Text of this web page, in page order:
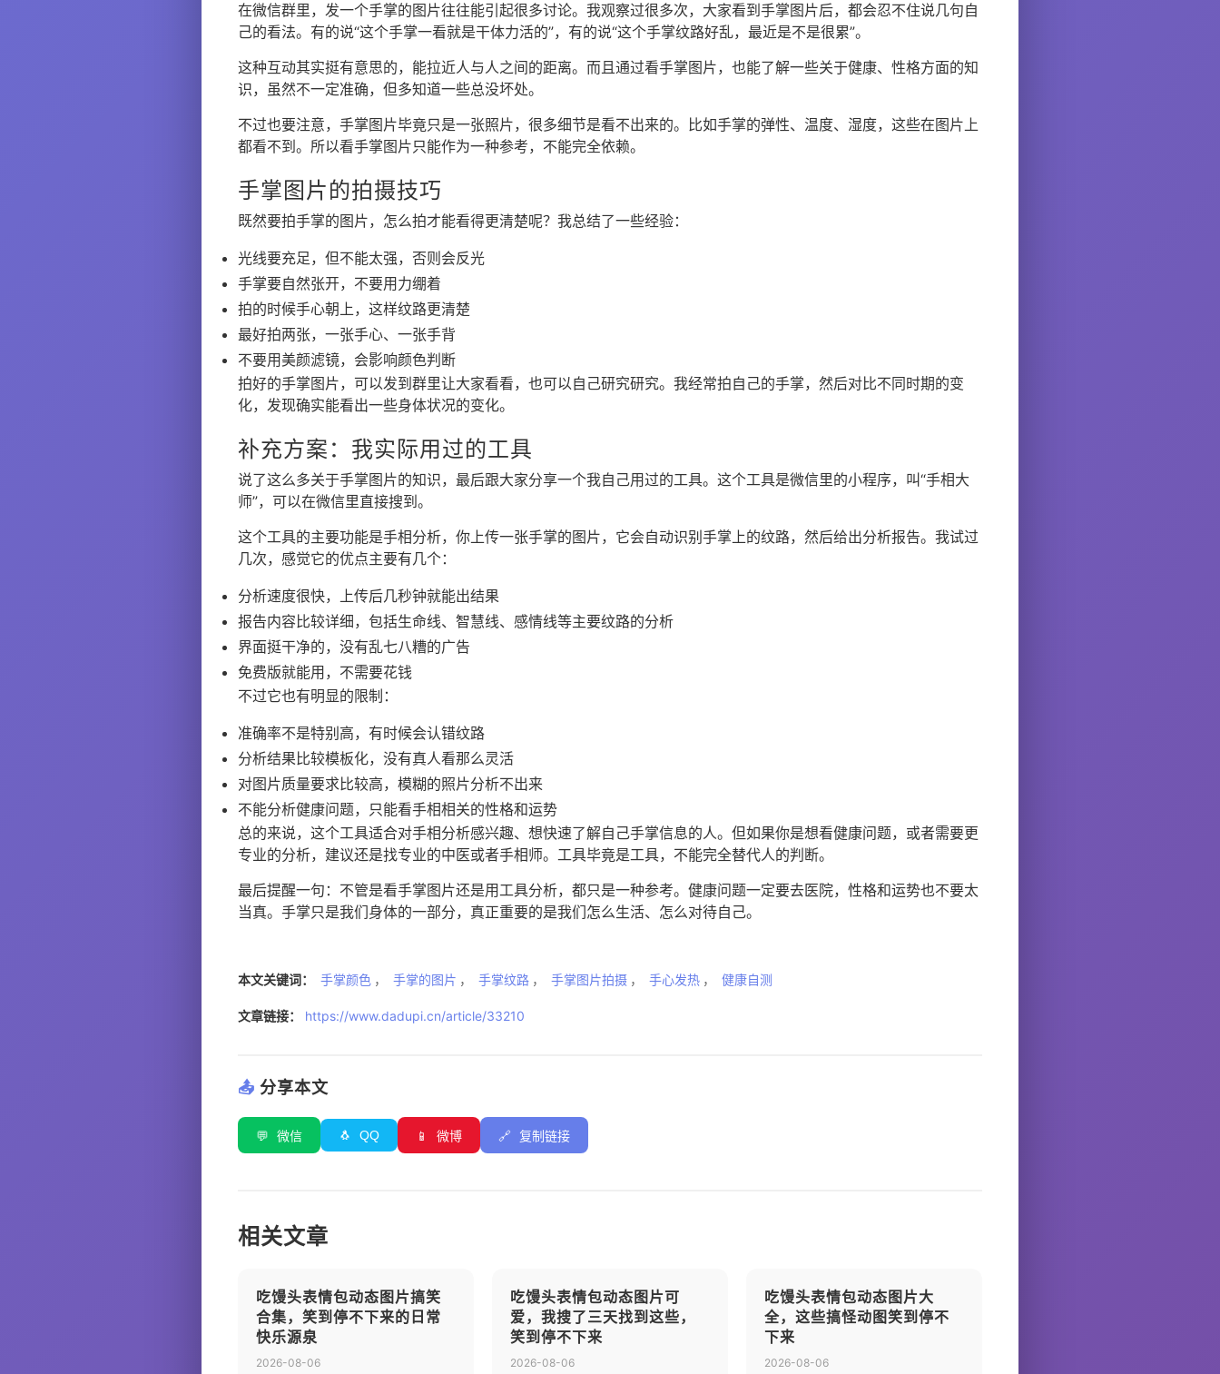
在微信群里，发一个手掌的图片往往能引起很多讨论。我观察过很多次，大家看到手掌图片后，都会忍不住说几句自
己的看法。有的说“这个手掌一看就是干体力活的”，有的说“这个手掌纹路好乱，最近是不是很累”。
这种互动其实挺有意思的，能拉近人与人之间的距离。而且通过看手掌图片，也能了解一些关于健康、性格方面的知
识，虽然不一定准确，但多知道一些总没坏处。
不过也要注意，手掌图片毕竟只是一张照片，很多细节是看不出来的。比如手掌的弹性、温度、湿度，这些在图片上
都看不到。所以看手掌图片只能作为一种参考，不能完全依赖。
手掌图片的拍摄技巧
既然要拍手掌的图片，怎么拍才能看得更清楚呢？我总结了一些经验：
光线要充足，但不能太强，否则会反光
手掌要自然张开，不要用力绷着
拍的时候手心朝上，这样纹路更清楚
最好拍两张，一张手心、一张手背
不要用美颜滤镜，会影响颜色判断
拍好的手掌图片，可以发到群里让大家看看，也可以自己研究研究。我经常拍自己的手掌，然后对比不同时期的变
化，发现确实能看出一些身体状况的变化。
补充方案：我实际用过的工具
说了这么多关于手掌图片的知识，最后跟大家分享一个我自己用过的工具。这个工具是微信里的小程序，叫“手相大
师”，可以在微信里直接搜到。
这个工具的主要功能是手相分析，你上传一张手掌的图片，它会自动识别手掌上的纹路，然后给出分析报告。我试过
几次，感觉它的优点主要有几个：
分析速度很快，上传后几秒钟就能出结果
报告内容比较详细，包括生命线、智慧线、感情线等主要纹路的分析
界面挺干净的，没有乱七八糟的广告
免费版就能用，不需要花钱
不过它也有明显的限制：
准确率不是特别高，有时候会认错纹路
分析结果比较模板化，没有真人看那么灵活
对图片质量要求比较高，模糊的照片分析不出来
不能分析健康问题，只能看手相相关的性格和运势
总的来说，这个工具适合对手相分析感兴趣、想快速了解自己手掌信息的人。但如果你是想看健康问题，或者需要更
专业的分析，建议还是找专业的中医或者手相师。工具毕竟是工具，不能完全替代人的判断。
最后提醒一句：不管是看手掌图片还是用工具分析，都只是一种参考。健康问题一定要去医院，性格和运势也不要太
当真。手掌只是我们身体的一部分，真正重要的是我们怎么生活、怎么对待自己。
本文关键词： 手掌颜色 ， 手掌的图片 ， 手掌纹路 ， 手掌图片拍摄 ， 手心发热 ， 健康自测
文章链接： https://www.dadupi.cn/article/33210
📤 分享本文
💬 微信 🐧 QQ 📱 微博 🔗 复制链接
相关文章
吃馒头表情包动态图片搞笑
合集，笑到停不下来的日常
快乐源泉
2026-08-06
吃馒头表情包动态图片可
爱，我搜了三天找到这些，
笑到停不下来
2026-08-06
吃馒头表情包动态图片大
全，这些搞怪动图笑到停不
下来
2026-08-06